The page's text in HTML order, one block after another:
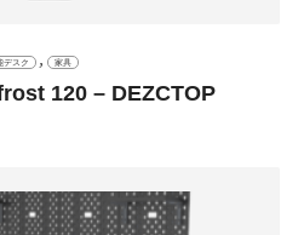
デスク , 家具
120 – DEZCTOP